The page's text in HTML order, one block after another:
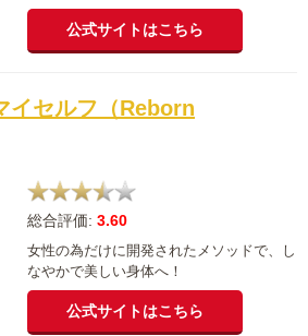
公式サイトはこちら
イセルフ（Reborn
総合評価: 3.60
女性の為だけに開発されたメソッドで、し
なやかで美しい身体へ！
公式サイトはこちら